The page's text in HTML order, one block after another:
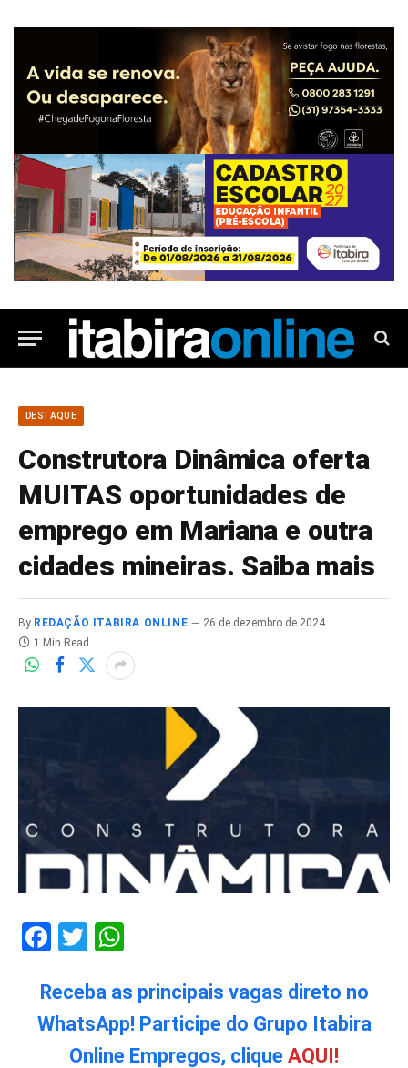
DESTAQUE
Construtora Dinâmica oferta
MUITAS oportunidades de
emprego em Mariana e outra
cidades mineiras. Saiba mais
By REDAÇÃO ITABIRA ONLINE
26 de dezembro de 2024
1 Min Read
Facebook
Twitter
Receba as principais vagas direto no
WhatsApp! Participe do Grupo Itabira
Online Empregos, clique AQUI!